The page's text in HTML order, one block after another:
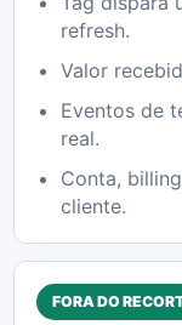
refresh.
Valor
Eventos de
real.
Conta,
cliente.
FORA DO